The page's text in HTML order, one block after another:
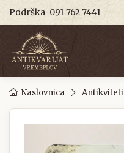
Podrška 091 762 7441
Naslovnica Antikviteti